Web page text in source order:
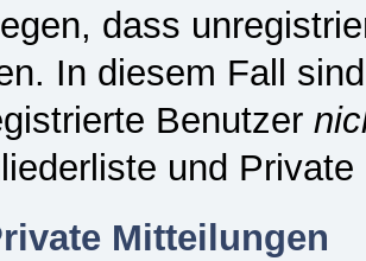
dass
In diesem Fall
Benutzer
und
Mitteilungen